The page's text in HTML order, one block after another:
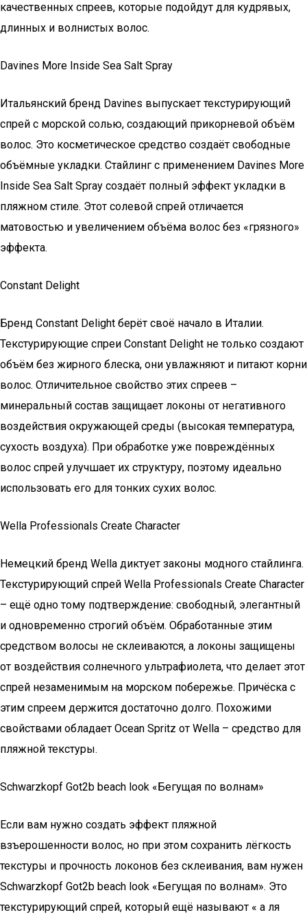
качественных спреев, которые подойдут для кудрявых,
длинных и волнистых волос.
Davines More Inside Sea Salt Spray
Итальянский бренд Davines выпускает текстурирующий
спрей с морской солью, создающий прикорневой объём
волос. Это косметическое средство создаёт свободные
объёмные укладки. Стайлинг с применением Davines More
Inside Sea Salt Spray создаёт полный эффект укладки в
пляжном стиле. Этот солевой спрей отличается
матовостью и увеличением объёма волос без «грязного»
эффекта.
Constant Delight
Бренд Constant Delight берёт своё начало в Италии.
Текстурирующие спреи Constant Delight не только создают
объём без жирного блеска, они увлажняют и питают корни
волос. Отличительное свойство этих спреев –
минеральный состав защищает локоны от негативного
воздействия окружающей среды (высокая температура,
сухость воздуха). При обработке уже повреждённых
волос спрей улучшает их структуру, поэтому идеально
использовать его для тонких сухих волос.
Wella Professionals Create Character
Немецкий бренд Wella диктует законы модного стайлинга.
Текстурирующий спрей Wella Professionals Create Character
– ещё одно тому подтверждение: свободный, элегантный
и одновременно строгий объём. Обработанные этим
средством волосы не склеиваются, а локоны защищены
от воздействия солнечного ультрафиолета, что делает этот
спрей незаменимым на морском побережье. Причёска с
этим спреем держится достаточно долго. Похожими
свойствами обладает Ocean Spritz от Wella – средство для
пляжной текстуры.
Schwarzkopf Got2b beach look «Бегущая по волнам»
Если вам нужно создать эффект пляжной
взъерошенности волос, но при этом сохранить лёгкость
текстуры и прочность локонов без склеивания, вам нужен
Schwarzkopf Got2b beach look «Бегущая по волнам». Это
текстурирующий спрей, который ещё называют « а ля